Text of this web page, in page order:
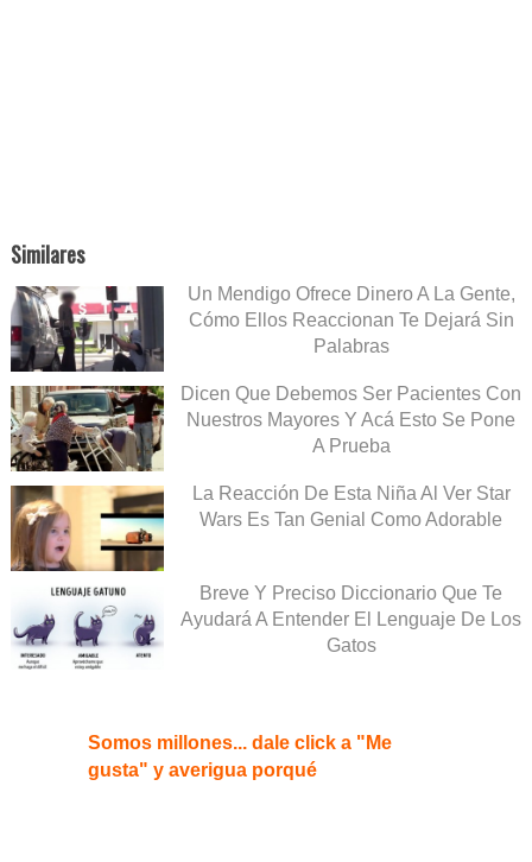
Similares
Un Mendigo Ofrece Dinero A La Gente,
Cómo Ellos Reaccionan Te Dejará Sin
Palabras
Dicen Que Debemos Ser Pacientes Con
Nuestros Mayores Y Acá Esto Se Pone
A Prueba
La Reacción De Esta Niña Al Ver Star
Wars Es Tan Genial Como Adorable
Breve Y Preciso Diccionario Que Te
Ayudará A Entender El Lenguaje De Los
Gatos
Somos millones... dale click a "Me
gusta" y averigua porqué